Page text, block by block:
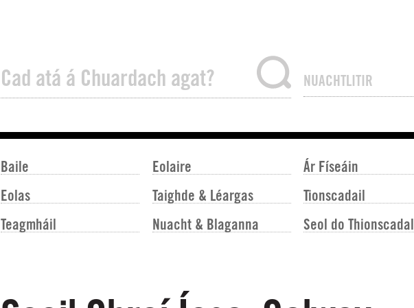
NUACHTLITIR
Baile
Eolas
Teagmháil
Eolaire
Taighde & Léargas
Nuacht & Blaganna
Ár Físeáin
Tionscadail
Seol do Thionscadal